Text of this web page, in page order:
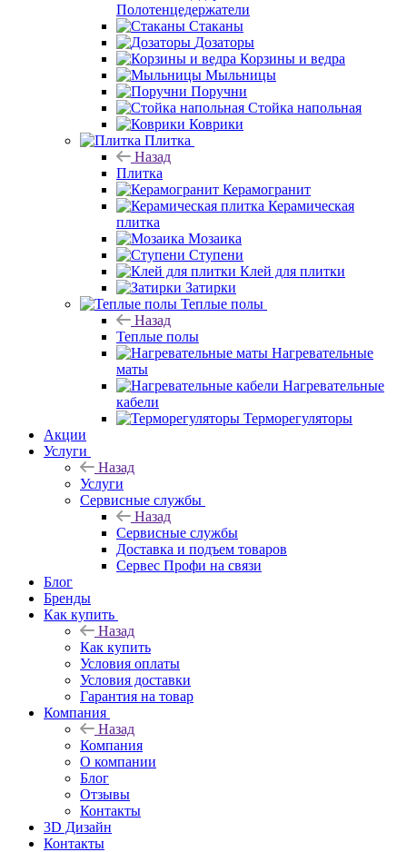
Полотенцедержатели
Стаканы
Дозаторы
Корзины и ведра
Мыльницы
Поручни
Стойка напольная
Коврики
Плитка
Назад
Плитка
Керамогранит
Керамическая
плитка
Мозаика
Ступени
Клей для плитки
Затирки
Теплые полы
Назад
Теплые полы
Нагревательные
маты
Нагревательные
кабели
Терморегуляторы
Акции
Услуги
Назад
Услуги
Сервисные службы
Назад
Сервисные службы
Доставка и подъем товаров
Сервес Профи на связи
Блог
Бренды
Как купить
Назад
Как купить
Условия оплаты
Условия доставки
Гарантия на товар
Компания
Назад
Компания
О компании
Блог
Отзывы
Контакты
3D Дизайн
Контакты